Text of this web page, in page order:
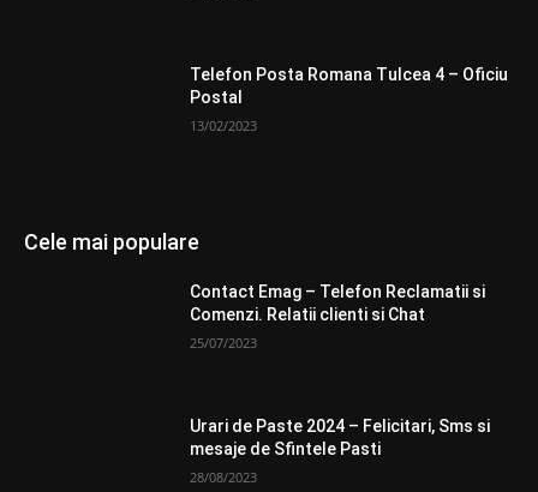
Telefon Posta Romana Tulcea 4 – Oficiu
Postal
13/02/2023
Cele mai populare
Contact Emag – Telefon Reclamatii si
Comenzi. Relatii clienti si Chat
25/07/2023
Urari de Paste 2024 – Felicitari, Sms si
mesaje de Sfintele Pasti
28/08/2023